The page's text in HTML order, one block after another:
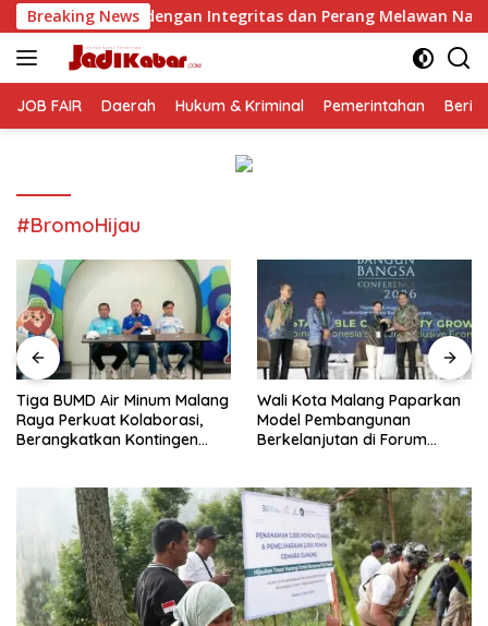
Langsung
ke
konten
Breaking News
Integritas dan Perang Melawan Narkoba Tiga
JOB FAIR Daerah Hukum & Kriminal Pemerintahan
#BromoHijau
Tiga BUMD Air Minum Malang
Raya Perkuat Kolaborasi,
Berangkatkan Kontingen
Wali Kota Malang Paparkan
Model Pembangunan
Berkelanjutan di Forum